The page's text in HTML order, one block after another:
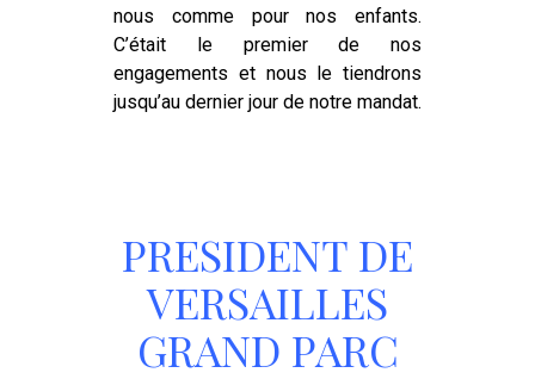
nous comme pour nos enfants.
C’était le premier de nos
engagements et nous le tiendrons
jusqu’au dernier jour de notre mandat.
PRESIDENT DE
VERSAILLES
GRAND PARC